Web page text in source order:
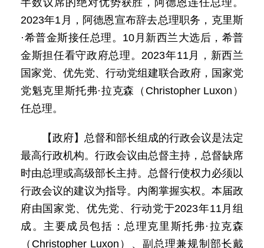
半数议席的绝对优势获胜，阿德恩连任总理。
2023年1月，阿德恩宣布辞去总理职务，克里斯
·希普金斯接任总理。10月新西兰大选后，希普
金斯担任看守政府总理。2023年11月，新西兰
国家党、优先党、行动党组建联合政府，国家党
党魁克里斯托弗·拉克森（Christopher Luxon）
任总理。
【政府】总督和部长组成的行政会议是法定
最高行政机构。行政会议由总督主持，总督缺席
时由总理或高级部长主持。总督行使权力必须以
行政会议的建议为指导。内阁掌握实权。本届政
府由国家党、优先党、行动党于2023年11月组
成。主要成员包括：总理克里斯托弗·拉克森
（Christopher Luxon）、副总理兼规制部长戴